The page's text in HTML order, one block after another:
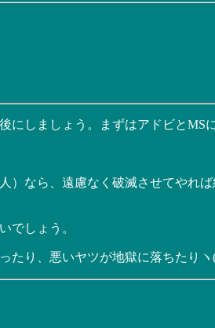
しましょう。まずはアドビとMS
なら、遠慮なく破滅させてやれ
でしょう。
たり、悪いヤツが地獄に落ちたりヽ